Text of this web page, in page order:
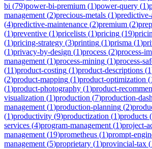
bi (79)power-bi-premium (1)power-query (1)
management (2)precious-metals (1)
(4)predictive-maintenance (2)premium (2)
(1)preventive (1)pricelists (1)pricing (19)
(1)pricing-strategy (3)printing (1)prisma (1)
(1)privacy-by-design (1)process (2)process-
management (1)process-mining (1)process-
(11)product-costing (1)product-descriptions (1
(2)product-mapping (1)product-optimization (
(1)product-photography (1)product-
visualization (1)production (7)production-
management (1)production-planning (2)
(1)productivity (9)productization (1)products (
services (4)program-management (1)project-
management (19)prometheus (1)prompt-
management (5)proprietary (1)provincial-tax (